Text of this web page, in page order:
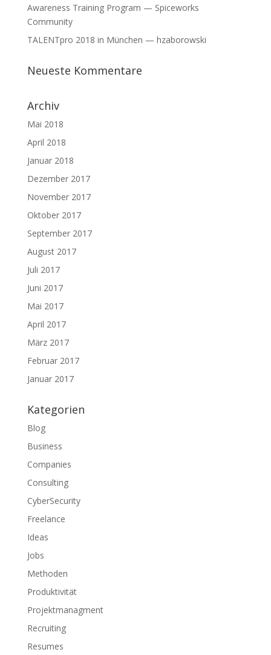
Awareness Training Program — Spiceworks
Community
TALENTpro 2018 in München — hzaborowski
Neueste Kommentare
Archiv
Mai 2018
April 2018
Januar 2018
Dezember 2017
November 2017
Oktober 2017
September 2017
August 2017
Juli 2017
Juni 2017
Mai 2017
April 2017
März 2017
Februar 2017
Januar 2017
Kategorien
Blog
Business
Companies
Consulting
CyberSecurity
Freelance
Ideas
Jobs
Methoden
Produktivität
Projektmanagment
Recruiting
Resumes